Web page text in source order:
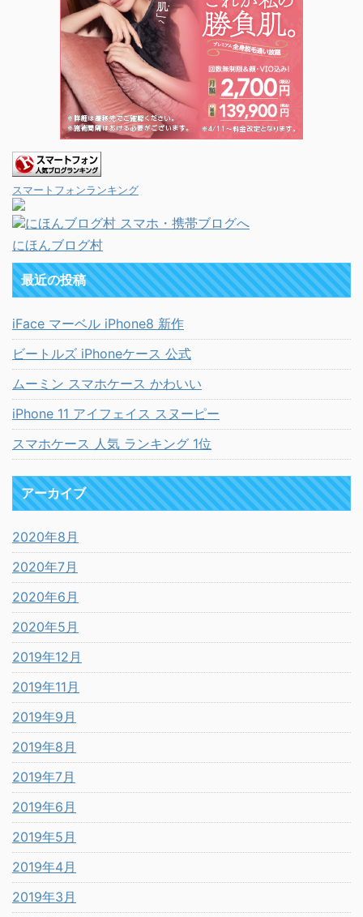
スマートフォンランキング
にほんブログ村
最近の投稿
iFace マーベル iPhone8 新作
ビートルズ iPhoneケース 公式
ムーミン スマホケース かわいい
iPhone 11 アイフェイス スヌーピー
スマホケース 人気 ランキング 1位
アーカイブ
2020年8月
2020年7月
2020年6月
2020年5月
2019年12月
2019年11月
2019年9月
2019年8月
2019年7月
2019年6月
2019年5月
2019年4月
2019年3月